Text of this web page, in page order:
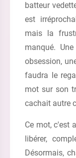
batteur
est
mais la
manqué.
obsession,
faudra le
mot sur son
cachait autre
Ce mot, c'est
libérer,
Désormais,